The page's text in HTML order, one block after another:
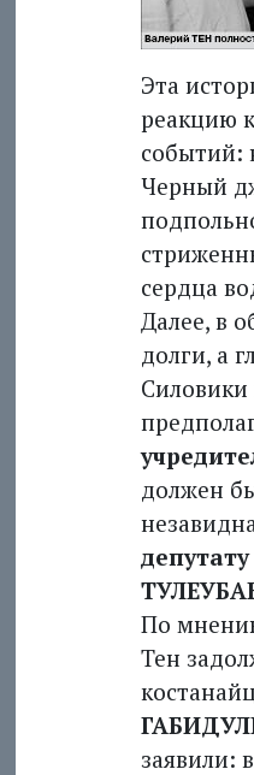
Эта
реакцию
событий:
Черный
сердца
Далее, в
долги, а
Силовики
должен
По
Тен
заявили: